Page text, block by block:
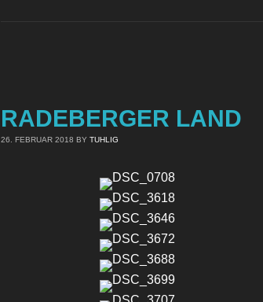
RADEBERGER LAND
26. FEBRUAR 2018 BYTUHLIG